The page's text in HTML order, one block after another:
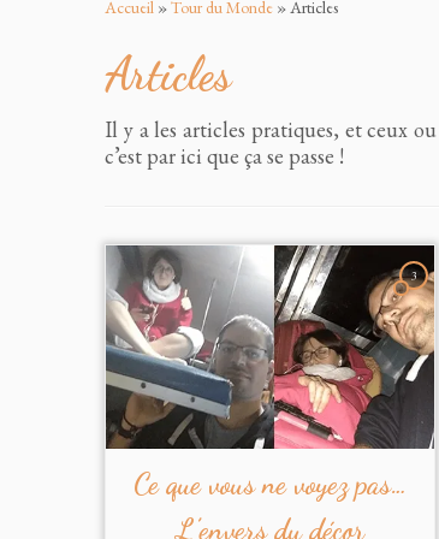
Accueil »Tour du Monde »Articles
Articles
Il y a les articles pratiques, et ceux
c’est par ici que ça se passe !
3
Ce que vous ne voyez pas…
L’envers du décor